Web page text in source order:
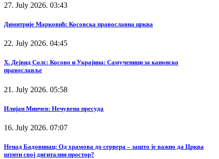
27. July 2026. 03:43
Димитрије Марковић: Косовска православна црква
22. July 2026. 04:45
Х. Дејвид Солс: Косово и Украјина: Самученици за канонско
православље
21. July 2026. 05:58
Илијан Минчев: Нечувена пресуда
16. July 2026. 07:07
Ненад Бадовинац: Од храмова до сервера – зашто је важно да Црква
штити свој дигитални простор?